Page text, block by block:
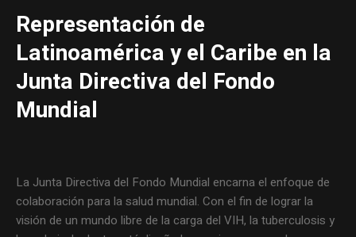
Representación de
Latinoamérica y el Caribe en la
Junta Directiva del Fondo
Mundial
La Junta Directiva del Fondo Mundial encarna el enfoque de
colaboración para la salud mundial. Con el fin de lograr la
visión de un mundo libre de la carga del VIH, la tuberculosis y